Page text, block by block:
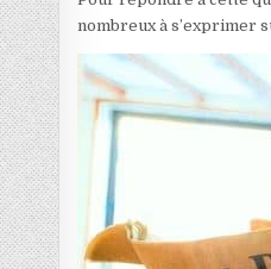
nombreux à s’exprimer